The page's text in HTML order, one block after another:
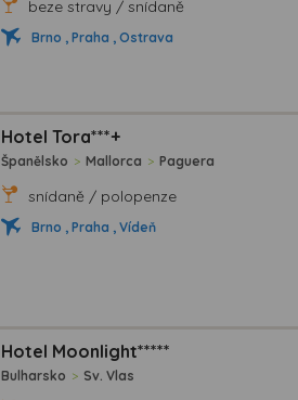
beze stravy / snídaně
Brno , Praha , Ostrava
Hotel Tora***+
Španělsko > Mallorca > Paguera
snídaně / polopenze
Brno , Praha , Vídeň
Hotel Moonlight*****
Bulharsko > Sv. Vlas